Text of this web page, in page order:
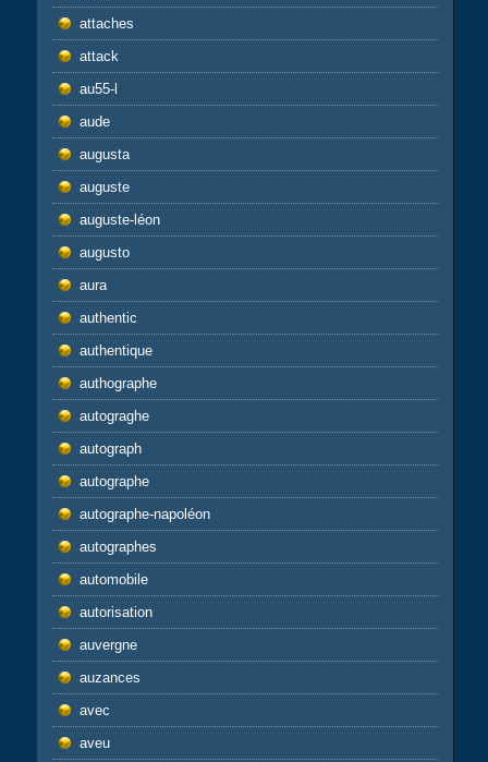
attaches
attack
au55-l
aude
augusta
auguste
auguste-léon
augusto
aura
authentic
authentique
authographe
autograghe
autograph
autographe
autographe-napoléon
autographes
automobile
autorisation
auvergne
auzances
avec
aveu